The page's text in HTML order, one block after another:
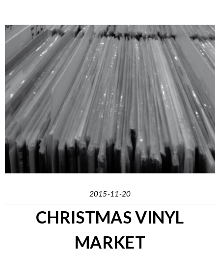
2015-11-20
CHRISTMAS VINYL
MARKET